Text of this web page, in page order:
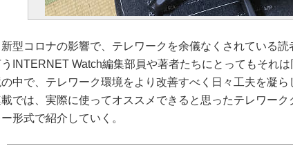
型コロナの影響で、テレワークを余儀なくされている読
INTERNET Watch編集部員や著者たちにとってもそれ
中で、テレワーク環境をより改善すべく日々工夫を凝
では、実際に使ってオススメできると思ったテレワーク
ー形式で紹介していく。